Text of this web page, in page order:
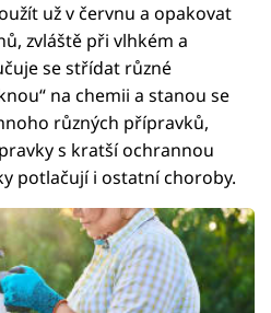
už v červnu a opakovat
zvláště při vlhkém a
se střídat různé
na chemii a stanou se
různých přípravků,
s kratší ochrannou
potlačují i ostatní choroby.